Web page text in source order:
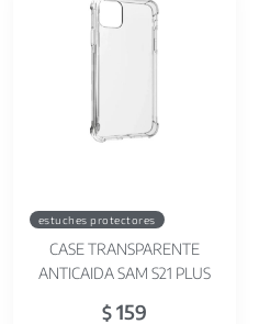
estuches protectores
CASE TRANSPARENTE
ANTICAIDA SAM S21 PLUS
$159